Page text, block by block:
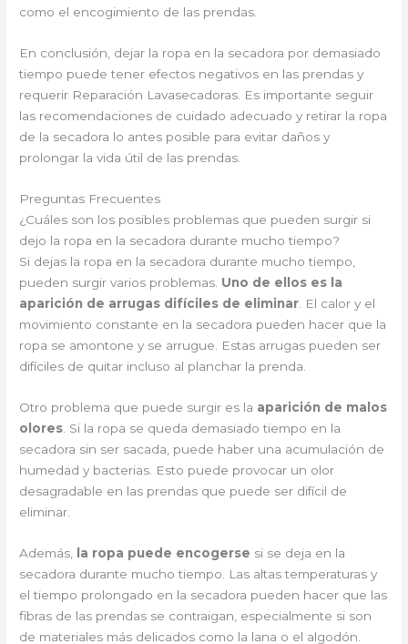
como el encogimiento de las prendas.
En conclusión, dejar la ropa en la secadora por demasiado
tiempo puede tener efectos negativos en las prendas y
requerir Reparación Lavasecadoras. Es importante seguir
las recomendaciones de cuidado adecuado y retirar la ropa
de la secadora lo antes posible para evitar daños y
prolongar la vida útil de las prendas.
Preguntas Frecuentes
¿Cuáles son los posibles problemas que pueden surgir si
dejo la ropa en la secadora durante mucho tiempo?
Si dejas la ropa en la secadora durante mucho tiempo,
pueden surgir varios problemas. Uno de ellos es la
aparición de arrugas difíciles de eliminar . El calor y el
movimiento constante en la secadora pueden hacer que la
ropa se amontone y se arrugue. Estas arrugas pueden ser
difíciles de quitar incluso al planchar la prenda.
Otro problema que puede surgir es la aparición de malos
olores . Si la ropa se queda demasiado tiempo en la
secadora sin ser sacada, puede haber una acumulación de
humedad y bacterias. Esto puede provocar un olor
desagradable en las prendas que puede ser difícil de
eliminar.
Además, la ropa puede encogerse si se deja en la
secadora durante mucho tiempo. Las altas temperaturas y
el tiempo prolongado en la secadora pueden hacer que las
fibras de las prendas se contraigan, especialmente si son
de materiales más delicados como la lana o el algodón.